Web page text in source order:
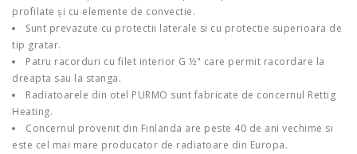
profilate și cu elemente de convectie.
Sunt prevazute cu protectii laterale si cu protectie superioara de
tip gratar.
Patru racorduri cu filet interior G ½" care permit racordare la
dreapta sau la stanga.
Radiatoarele din otel PURMO sunt fabricate de concernul Rettig
Heating.
Concernul provenit din Finlanda are peste 40 de ani vechime si
este cel mai mare producator de radiatoare din Europa.